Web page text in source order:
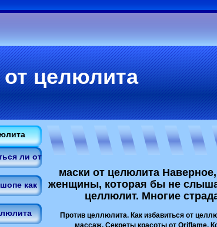
целюлита
ли от
как
маски от целюлита
женщины, которая бы не
целлюлит. Многие
Против целлюлита. Как избавиться от
массаж. Секреты красоты от Oriflame.